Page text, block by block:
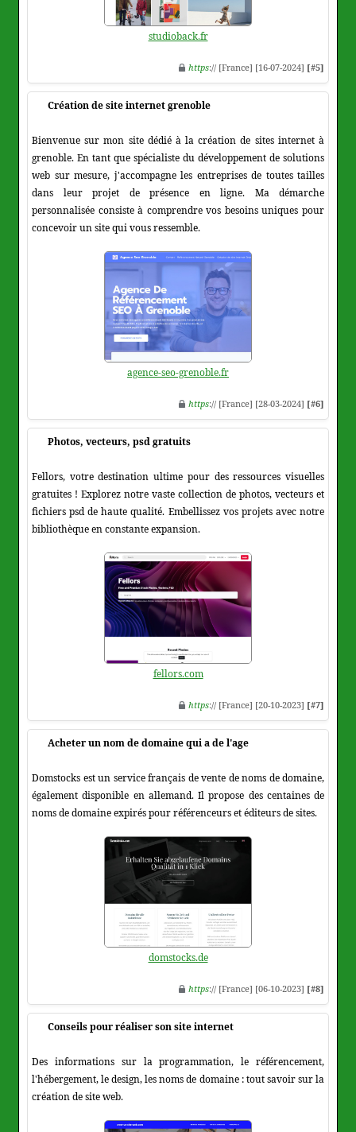
studioback.fr
https:// [France] [16-07-2024] [#5]
Création de site internet grenoble
Bienvenue sur mon site dédié à la création de sites internet à
grenoble. En tant que spécialiste du développement de solutions
web sur mesure, j'accompagne les entreprises de toutes tailles
dans leur projet de présence en ligne. Ma démarche
personnalisée consiste à comprendre vos besoins uniques pour
concevoir un site qui vous ressemble.
agence-seo-grenoble.fr
https:// [France] [28-03-2024] [#6]
Photos, vecteurs, psd gratuits
Fellors, votre destination ultime pour des ressources visuelles
gratuites ! Explorez notre vaste collection de photos, vecteurs et
fichiers psd de haute qualité. Embellissez vos projets avec notre
bibliothèque en constante expansion.
fellors.com
https:// [France] [20-10-2023] [#7]
Acheter un nom de domaine qui a de l'age
Domstocks est un service français de vente de noms de domaine,
également disponible en allemand. Il propose des centaines de
noms de domaine expirés pour référenceurs et éditeurs de sites.
domstocks.de
https:// [France] [06-10-2023] [#8]
Conseils pour réaliser son site internet
Des informations sur la programmation, le référencement,
l'hébergement, le design, les noms de domaine : tout savoir sur la
création de site web.